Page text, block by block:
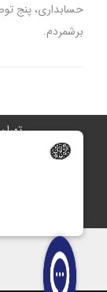
حسابداری، پنج
برشمردم.